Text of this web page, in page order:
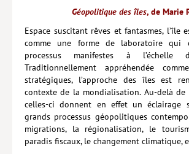
Géopolitique des îles, de Marie
Espace suscitant rêves et fantasmes, l’île
comme une forme de laboratoire qui
processus manifestes à
Traditionnellement appréhendée
stratégiques, l’approche des îles est
contexte de la mondialisation. Au-delà de
celles-ci donnent en effet un éclairage
grands processus géopolitiques
migrations, la régionalisation, le
paradis fiscaux, le changement climatique,